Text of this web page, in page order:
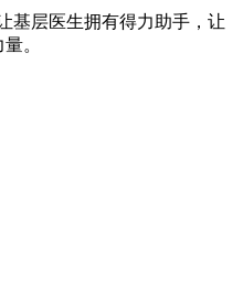
基层医生拥有得力助手，让
。